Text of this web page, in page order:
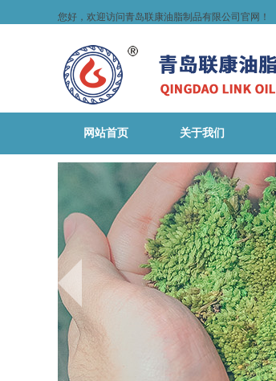
您好，欢迎访问青岛联康油脂制品有限公司官网！
网站首页 关于我们